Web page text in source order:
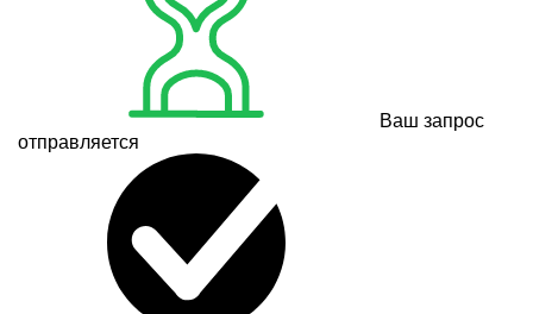
Ваш запрос
отправляется